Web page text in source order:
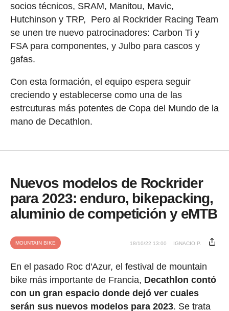
socios técnicos, SRAM, Manitou, Mavic,
Hutchinson y TRP, Pero al Rockrider Racing Team
se unen tre nuevo patrocinadores: Carbon Ti y
FSA para componentes, y Julbo para cascos y
gafas.
Con esta formación, el equipo espera seguir
creciendo y establecerse como una de las
estrcuturas más potentes de Copa del Mundo de la
mano de Decathlon.
Nuevos modelos de Rockrider
para 2023: enduro, bikepacking,
aluminio de competición y eMTB
MOUNTAIN BIKE 18/10/22 13:00 IGNACIO P.
En el pasado Roc d'Azur, el festival de mountain
bike más importante de Francia, Decathlon contó
con un gran espacio donde dejó ver cuales
serán sus nuevos modelos para 2023. Se trata